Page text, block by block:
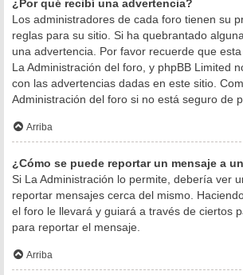
¿Por qué recibí una advertencia?
Los administradores de cada foro tienen su
reglas para su sitio. Si ha quebrantado
una advertencia. Por favor recuerde que
La Administración del foro, y phpBB Limited
con las advertencias dadas en este sitio.
Administración del foro si no está seguro de
Arriba
¿Cómo se puede reportar un mensaje a
Si La Administración lo permite, debería ver
reportar mensajes cerca del mismo.
el foro le llevará y guiará a través de ciertos
para reportar el mensaje.
Arriba